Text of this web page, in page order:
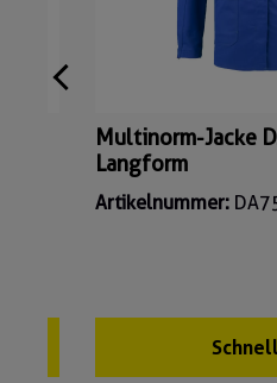
Multinorm-Jacke
Langform
Artikelnummer: